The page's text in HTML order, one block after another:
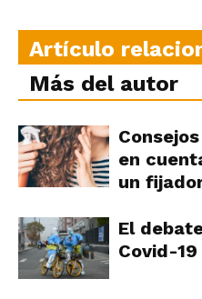
Artículo
Más del autor
en
un
El
Covid-